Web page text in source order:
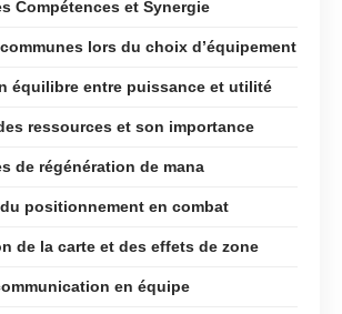
Compétences et Synergie
lors du choix d’équipement
équilibre entre puissance et utilité
ressources et son importance
de régénération de mana
positionnement en combat
de la carte et des effets de zone
en équipe